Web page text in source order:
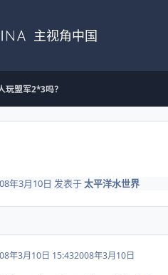
主视角中国
玩盟军2*3吗？
年3月10日 发表于太平洋水世界
年3月10日 15:432008年3月10日